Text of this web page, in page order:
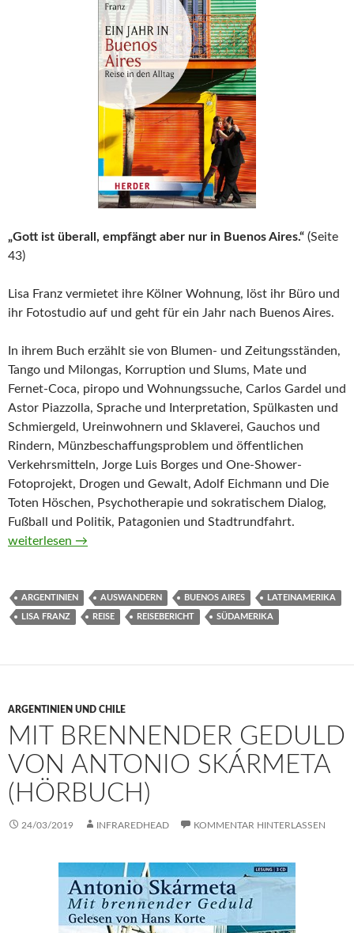
„Gott ist überall, empfängt aber nur in Buenos Aires.“ (Seite
43)
Lisa Franz vermietet ihre Kölner Wohnung, löst ihr Büro und
ihr Fotostudio auf und geht für ein Jahr nach Buenos Aires.
In ihrem Buch erzählt sie von Blumen- und Zeitungsständen,
Tango und Milongas, Korruption und Slums, Mate und
Fernet-Coca, piropo und Wohnungssuche, Carlos Gardel und
Astor Piazzolla, Sprache und Interpretation, Spülkasten und
Schmiergeld, Ureinwohnern und Sklaverei, Gauchos und
Rindern, Münzbeschaffungsproblem und öffentlichen
Verkehrsmitteln, Jorge Luis Borges und One-Shower-
Fotoprojekt, Drogen und Gewalt, Adolf Eichmann und Die
Toten Höschen, Psychotherapie und sokratischem Dialog,
Fußball und Politik, Patagonien und Stadtrundfahrt.
Ein Jahr in Buenos Aires von Lisa Franz
weiterlesen →
ARGENTINIEN AUSWANDERN BUENOS AIRES LATEINAMERIKA
LISA FRANZ REISE REISEBERICHT SÜDAMERIKA
ARGENTINIEN UND CHILE
MIT BRENNENDER GEDULD
VON ANTONIO SKÁRMETA
(HÖRBUCH)
24/03/2019 INFRAREDHEAD KOMMENTAR HINTERLASSEN